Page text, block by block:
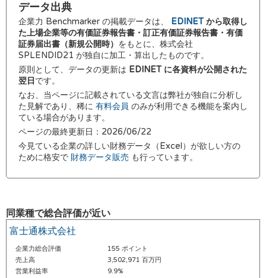
データ出典
企業力 Benchmarker の掲載データは、 EDINETから取得し
た上場企業等の有価証券報告書・訂正有価証券報告書・有価
証券届出書（新規公開時） をもとに、株式会社
SPLENDID21 が独自に加工・算出したものです。
原則として、データの更新は EDINET に各資料が公開された
翌日 です。
なお、当ページに記載されている文言は弊社が独自に分析し
た見解であり、稀に 有料会員 のみが利用できる機能を案内し
ている場合があります。
ページの最終更新日：2026/06/22
今見ている企業の詳しい財務データ（Excel）が欲しい方の
ために格安で 財務データ販売 も行っています。
同業種で総合評価が近い
富士通株式会社
企業力総合評価
155 ポイント
売上高
3,502,971 百万円
営業利益率
9.9%